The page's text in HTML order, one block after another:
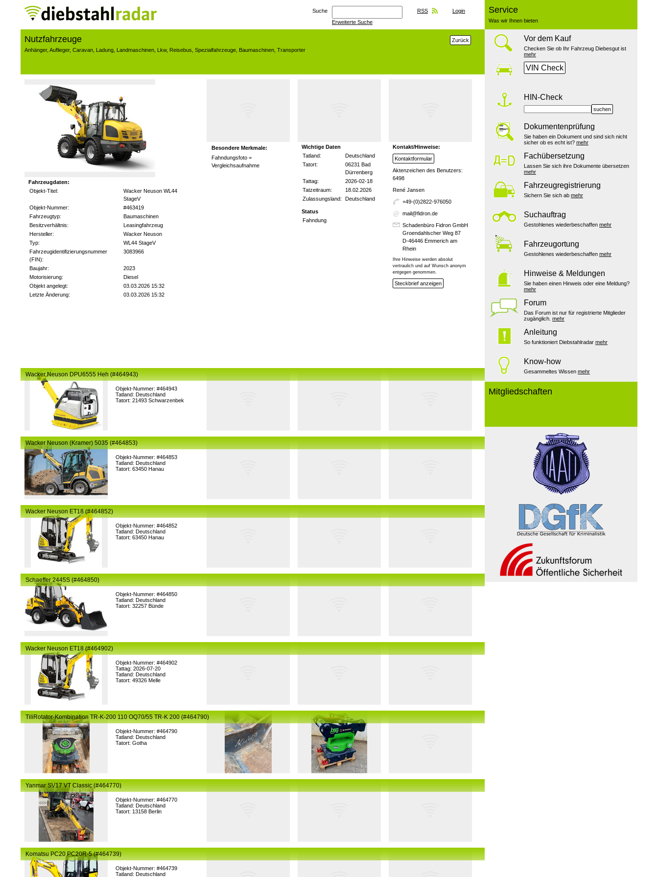
Service
Was wir Ihnen bieten
Vor dem Kauf
Checken Sie ob Ihr Fahrzeug Diebesgut ist
mehr
VIN Check
HIN-Check
suchen
Dokumentenprüfung
Sie haben ein Dokument und sind sich nicht
sicher ob es echt ist? mehr
Fachübersetzung
Lassen Sie sich ihre Dokumente übersetzen
mehr
Fahrzeugregistrierung
Sichern Sie sich ab mehr
Suchauftrag
Gestohlenes wiederbeschaffen mehr
Fahrzeugortung
Gestohlenes wiederbeschaffen mehr
Hinweise & Meldungen
Sie haben einen Hinweis oder eine Meldung?
mehr
Forum
Das Forum ist nur für registrierte Mitglieder
zugänglich. mehr
Anleitung
So funktioniert Diebstahlradar mehr
Know-how
Gesammeltes Wissen mehr
Mitgliedschaften
Suche
Erweiterte Suche
RSS Login
Nutzfahrzeuge
Zurück
Anhänger, Auflieger, Caravan Ladung Landmaschinen Lkw, Reisebus Spezialfahrzeuge Baumaschinen Transporter
Fahrzeugdaten:
Objekt-Titel:
Wacker Neuson WL44
StageV
Objekt-Nummer:
#463419
Fahrzeugtyp:
Baumaschinen
Besitzverhältnis:
Leasingfahrzeug
Hersteller:
Wacker Neuson
Typ:
WL44 StageV
Fahrzeugidentifizierungsnummer
(FIN):
3083966
Baujahr:
2023
Motorisierung:
Diesel
Objekt angelegt:
03.03.2026 15:32
Letzte Änderung:
03.03.2026 15:32
Besondere Merkmale:
Fahndungsfoto =
Vergleichsaufnahme
Wichtige Daten
Tatland:
Deutschland
Tatort:
06231 Bad
Dürrenberg
Tattag:
2026-02-18
Tatzeitraum:
18.02.2026
Zulassungsland:
Deutschland
Status
Fahndung
Kontakt/Hinweise:
Kontaktformular
Aktenzeichen des Benutzers:
6498
René Jansen
+49-(0)2822-976050
mail@fidron.de
Schadenbüro Fidron GmbH
Groendahlscher Weg 87
D-46446 Emmerich am
Rhein
Ihre Hinweise werden absolut
vertraulich und auf Wunsch anonym
entgegen genommen.
Steckbrief anzeigen
Objekt-Nummer: #464943
Tatland: Deutschland
Tatort: 21493 Schwarzenbek
Wacker Neuson DPU6555 Heh (#464943)
Objekt-Nummer: #464853
Tatland: Deutschland
Tatort: 63450 Hanau
Wacker Neuson (Kramer) 5035 (#464853)
Objekt-Nummer: #464852
Tatland: Deutschland
Tatort: 63450 Hanau
Wacker Neuson ET18 (#464852)
Objekt-Nummer: #464850
Tatland: Deutschland
Tatort: 32257 Bünde
Schaeffer 2445S (#464850)
Objekt-Nummer: #464902
Tattag: 2026-07-20
Tatland: Deutschland
Tatort: 49326 Melle
Wacker Neuson ET18 (#464902)
Objekt-Nummer: #464790
Tatland: Deutschland
Tatort: Gotha
TiliRotator-Kombination TR-K-200 110 OQ70/55 TR-K 200 (#464790)
Objekt-Nummer: #464770
Tatland: Deutschland
Tatort: 13158 Berlin
Yanmar SV17 VT Classic (#464770)
Objekt-Nummer: #464739
Tatland: Deutschland
Komatsu PC20 PC20R-5 (#464739)